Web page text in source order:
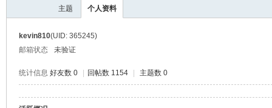
主题 个人资料
kevin810(UID: 365245)
邮箱状态
未验证
统计信息 好友数 0 回帖数 1154 主题数 0